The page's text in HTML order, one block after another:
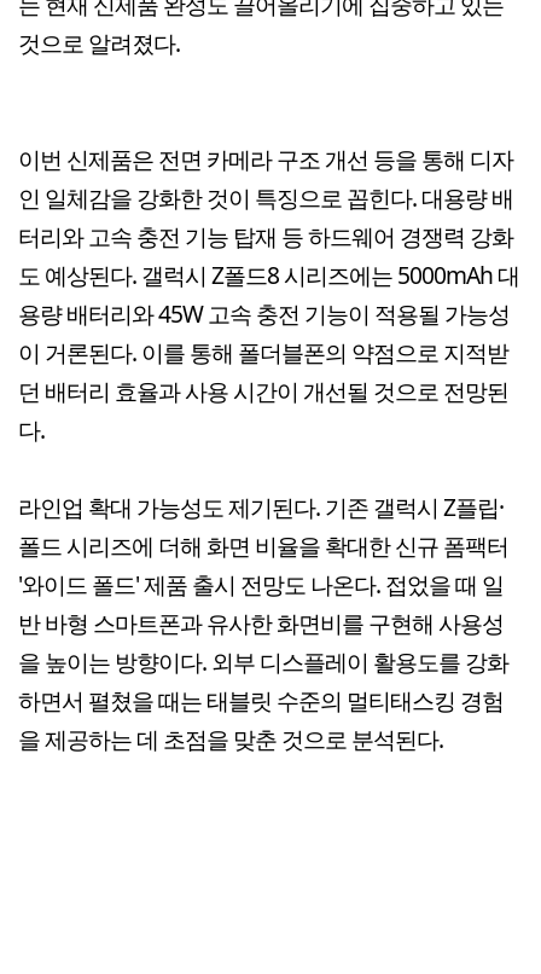
것으로 알려졌다.
이번 신제품은 전면 카메라 구조 개선 등을 통해 디자
인 일체감을 강화한 것이 특징으로 꼽힌다. 대용량 배
터리와 고속 충전 기능 탑재 등 하드웨어 경쟁력 강화
도 예상된다. 갤럭시 Z폴드8 시리즈에는 5000mAh 대
용량 배터리와 45W 고속 충전 기능이 적용될 가능성
이 거론된다. 이를 통해 폴더블폰의 약점으로 지적받
던 배터리 효율과 사용 시간이 개선될 것으로 전망된
다.
라인업 확대 가능성도 제기된다. 기존 갤럭시 Z플립·
폴드 시리즈에 더해 화면 비율을 확대한 신규 폼팩터
'와이드 폴드' 제품 출시 전망도 나온다. 접었을 때 일
반 바형 스마트폰과 유사한 화면비를 구현해 사용성
을 높이는 방향이다. 외부 디스플레이 활용도를 강화
하면서 펼쳤을 때는 태블릿 수준의 멀티태스킹 경험
을 제공하는 데 초점을 맞춘 것으로 분석된다.